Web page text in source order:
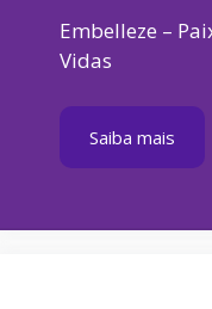
Embelleze –
Vidas
Saiba mais